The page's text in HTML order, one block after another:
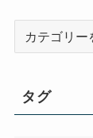
ー
タグ